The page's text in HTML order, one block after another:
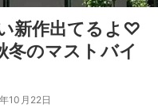
新作出てるよ♡
冬のマストバイ
10月22日